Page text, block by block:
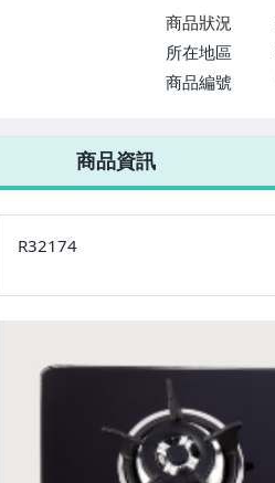
商品狀況
所在地區
商品編號
商品資訊
R32174